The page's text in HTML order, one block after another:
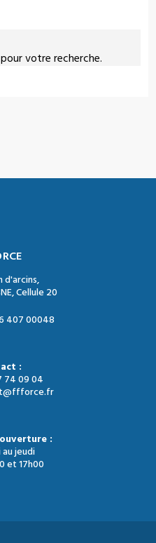
votre recherche.
d'arcins,
Cellule 20
407 00048
:
74 09 04
:
au jeudi
et 17h00